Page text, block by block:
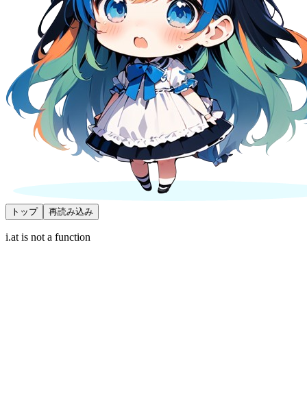
トップ 再読み込み
i.at is not a function